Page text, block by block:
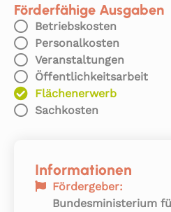
Förderfähige Ausgaben
Betriebskosten
Personalkosten
Veranstaltungen
Öffentlichkeitsarbeit
Flächenerwerb
Sachkosten
Informationen
Fördergeber:
Bundesministerium